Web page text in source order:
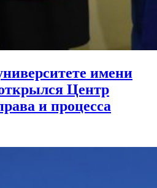
имени
Центр
и процесса